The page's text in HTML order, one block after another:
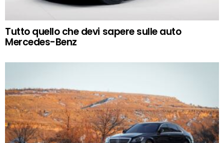
Tutto quello che devi sapere sulle auto
Mercedes-Benz